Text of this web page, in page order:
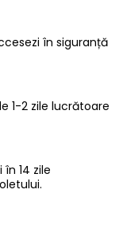
în siguranță
1-2 zile lucrătoare
14 zile